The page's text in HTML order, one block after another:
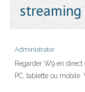
streaming
Administrator
Regarder W9 en
PC, tablette ou